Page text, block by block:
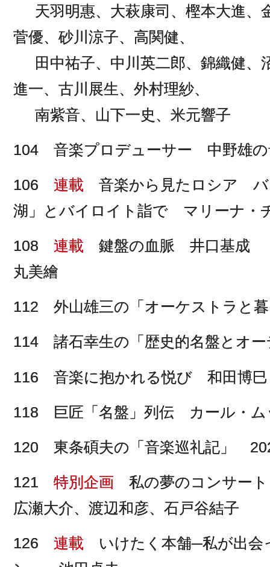
天羽明惠、大萩康司、樫本大進、
菅優、砂川涼子、高関健、
田中祐子、中川英二郎、錦織健、
進一、古川展生、外村理紗、
南紫音、山下一史、米元響子
104 音楽プロデューサー 中野雄の
106 連載 音楽から見たロシア バ
湖」とバイロイト詣で マリーナ・
108 連載 鍵盤の血脈 井口基成
丸美繪
112 外山雄三の「オーケストラと
114 諸石幸生の「歴史的名盤とオー
116 音楽に抱かれる悦び 和田博巳
118 巨匠「名盤」列伝 カール・
120 東条碩夫の「音楽巡礼記」
121 特別企画 私の夢のコンサー
広瀬大介、渡辺和彦、石戸谷結子
126 連載 いけたく本舗─私が出